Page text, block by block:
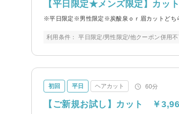
【平日限定★メンズ限定】カ
※平日限定※男性限定※炭酸泉ｏｒ眉カットど
利用条件： 平日限定/男性限定/他クーポン併用
初回 平日 ヘアカット 60分
【ご新規お試し】カット ￥